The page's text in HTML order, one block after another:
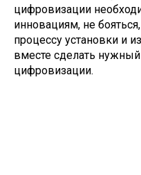
цифровизации
инновациям, не
процессу установки и
вместе сделать
цифровизации.